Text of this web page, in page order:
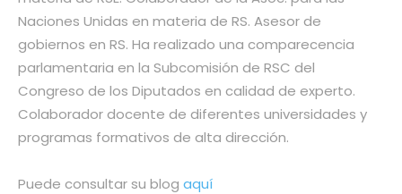
Naciones Unidas en materia de RS. Asesor de
gobiernos en RS. Ha realizado una comparecencia
parlamentaria en la Subcomisión de RSC del
Congreso de los Diputados en calidad de experto.
Colaborador docente de diferentes universidades y
programas formativos de alta dirección.
Puede consultar su blog aquí